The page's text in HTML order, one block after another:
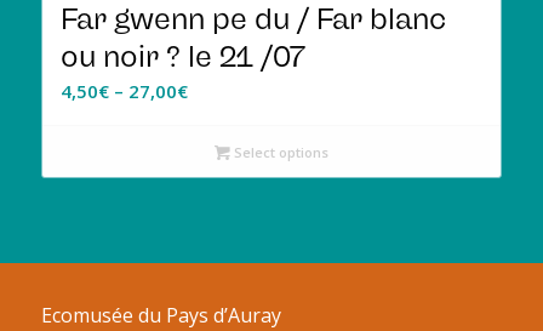
Far gwenn pe du / Far blanc
ou noir ? le 21 /07
4,50€– 27,00€
Select options
Ecomusée du Pays d’Auray